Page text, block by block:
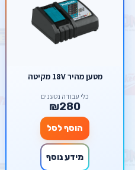
מטען מהיר 18V מקיטה
כלי עבודה נטענים
₪280
הוסף לסל
מידע נוסף